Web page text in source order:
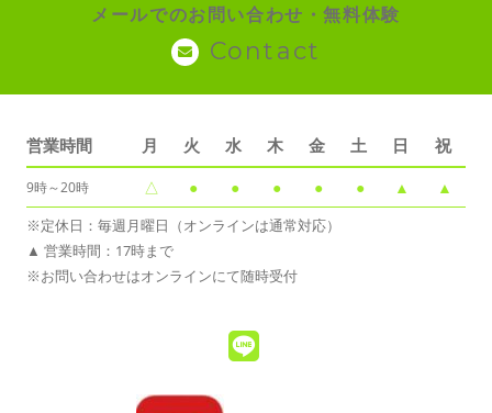
メールでのお問い合わせ・無料体験
Contact
営業時間 月 火 水 木 金 土 日 祝
9時～20時 △ ● ● ● ● ● ▲ ▲
※定休日：毎週月曜日（オンラインは通常対応）
▲ 営業時間：17時まで
※お問い合わせはオンラインにて随時受付